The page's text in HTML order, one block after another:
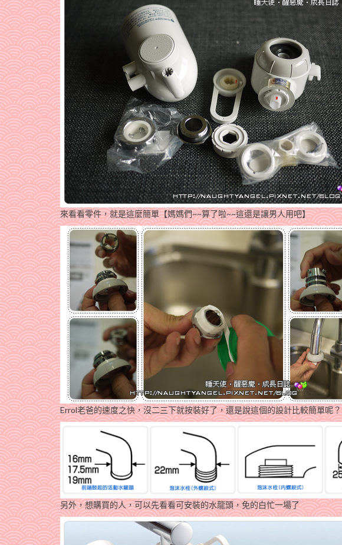
來看看零件，就是這麼簡單【媽媽們~~算了啦~~這還是讓男人用吧】
Errol老爸的速度之快，沒二三下就按裝好了，還是說這個的設計比較簡單呢？
另外，想購買的人，可以先看看可安裝的水龍頭，免的白忙一場了